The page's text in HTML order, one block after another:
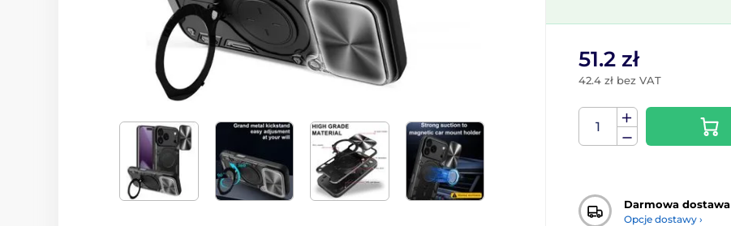
51.2 zł
42.4 zł bez VAT
Darmowa dostawa
Opcje dostawy ›